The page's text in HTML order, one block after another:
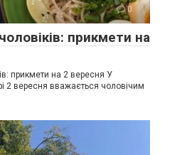
0
прикмети на
прикмети на 2 вересня У
2 вересня вважається чоловічим